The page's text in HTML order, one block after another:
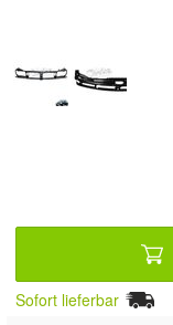
Sofort lieferbar